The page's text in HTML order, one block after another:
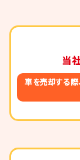
当
車を売却する